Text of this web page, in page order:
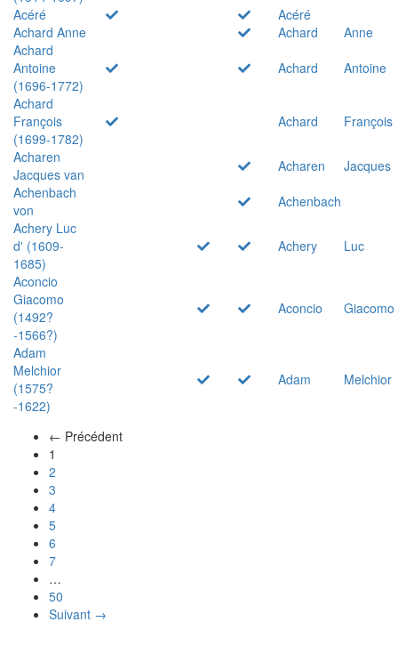
Acéré
Acéré
Achard Anne
Achard
Anne
Achard
Antoine
(1696-1772)
Achard
Antoine
Achard
François
(1699-1782)
Achard
François
Acharen
Jacques van
Acharen
Jacques
Achenbach
von
Achenbach
Achery Luc
d' (1609-
1685)
Achery
Luc
Aconcio
Giacomo
(1492?
-1566?)
Aconcio Giacomo
Adam
Melchior
(1575?
-1622)
Adam Melchior
← Précédent
1
2
3
4
5
6
7
…
50
Suivant →